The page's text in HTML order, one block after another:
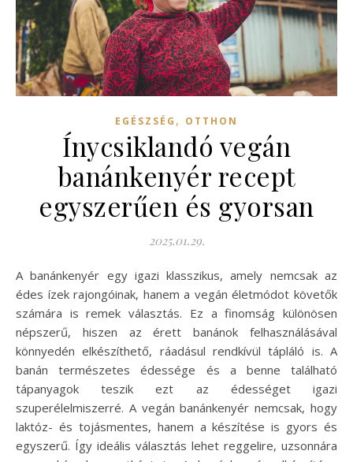
EGÉSZSÉG , OTTHON
Ínycsiklandó vegán
banánkenyér recept
egyszerűen és gyorsan
2025.01.29.
A banánkenyér egy igazi klasszikus, amely nemcsak az
édes ízek rajongóinak, hanem a vegán életmódot követők
számára is remek választás. Ez a finomság különösen
népszerű, hiszen az érett banánok felhasználásával
könnyedén elkészíthető, ráadásul rendkívül tápláló is. A
banán természetes édessége és a benne található
tápanyagok teszik ezt az édességet igazi
szuperélelmiszerré. A vegán banánkenyér nemcsak, hogy
laktóz- és tojásmentes, hanem a készítése is gyors és
egyszerű. Így ideális választás lehet reggelire, uzsonnára